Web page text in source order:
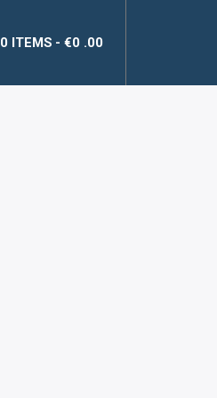
0 ITEMS €0 .00